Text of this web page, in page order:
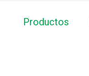
Productos